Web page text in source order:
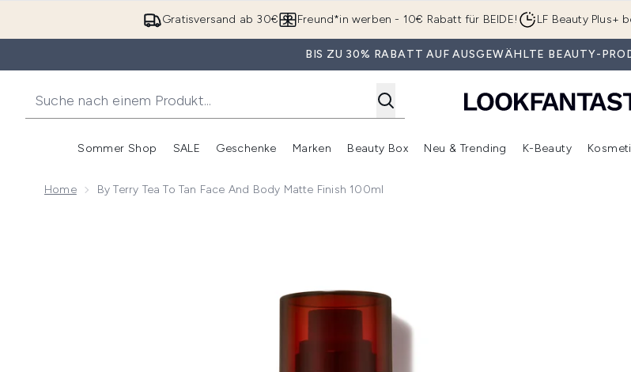
Zum
Gratisversand ab 30€ Freund*in werben - 10€ Rabatt für BEIDE! LF Beauty Plus+
BIS ZU 30% RABATT AUF AUSGEWÄHLTE BEAUTY-
Sommer Shop
Untermenü Anmelden (Sommer Shop)
SALE
Untermenü Anmelden (SALE)
Geschenke
Untermenü Anmelden (Geschenke)
Marken
Untermenü Anmelden (Marken)
Beauty Box
Untermenü Anmelden (Beauty Box)
Neu & Trending K-Beauty
Home By Terry Tea To Tan Face And Body Matte Finish 100ml